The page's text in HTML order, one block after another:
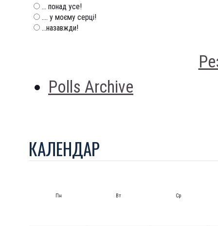
... понад усе!
.... у моєму серці!
...назавжди!
Polls Archive
КАЛЕНДАР
Пн Вт Ср